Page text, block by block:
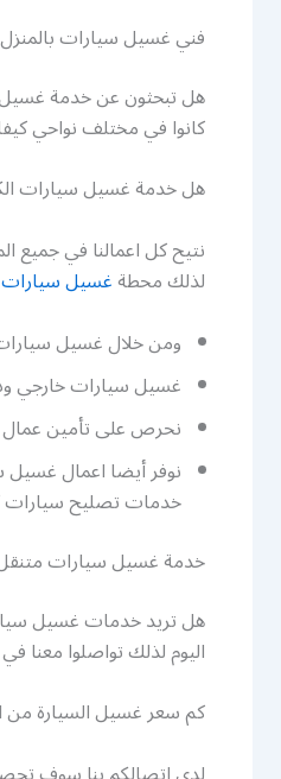
فني غسيل سيارات
هل تبحثون عن خدمة غسيل
كانوا في مختلف نواحي
هل خدمة غسيل سيارات
نتيح كل اعمالنا في جميع
لذلك محطةغسيل
ومن خلال غسيل
غسيل سيارات خارجي
نحرص على تأمين
نوفر أيضا اعمال
خدمات تصليح سيارات
خدمة غسيل سيارات متنقل 24
اليوم لذلك تواصلوا
كم سعر غسيل السيارة من